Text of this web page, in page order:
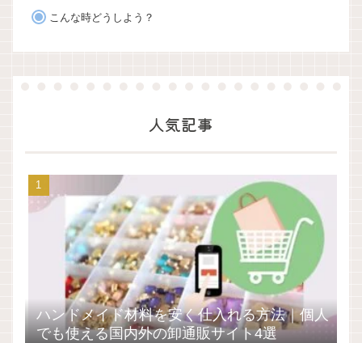
こんな時どうしよう？
人気記事
ハンドメイド材料を安く仕入れる方法｜個人
でも使える国内外の卸通販サイト4選